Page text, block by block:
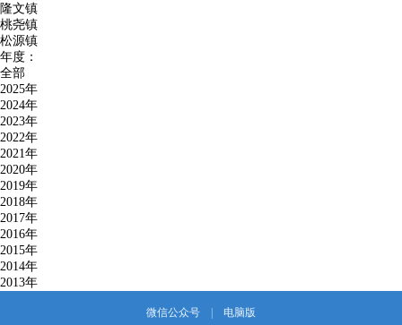
隆文镇
桃尧镇
松源镇
年度：
全部
2025年
2024年
2023年
2022年
2021年
2020年
2019年
2018年
2017年
2016年
2015年
2014年
2013年
微信公众号 电脑版